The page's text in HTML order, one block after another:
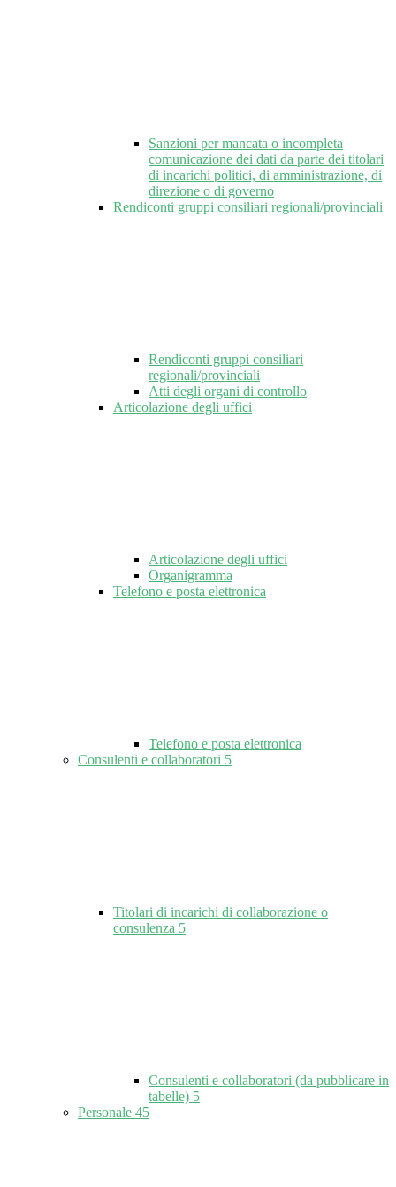
Sanzioni per mancata o incompleta
comunicazione dei dati da parte dei titolari
di incarichi politici, di amministrazione, di
direzione o di governo
Rendiconti gruppi consiliari regionali/provinciali
Rendiconti gruppi consiliari
regionali/provinciali
Atti degli organi di controllo
Articolazione degli uffici
Articolazione degli uffici
Organigramma
Telefono e posta elettronica
Telefono e posta elettronica
Consulenti e collaboratori 5
Titolari di incarichi di collaborazione o
consulenza 5
Consulenti e collaboratori (da pubblicare in
tabelle) 5
Personale 45